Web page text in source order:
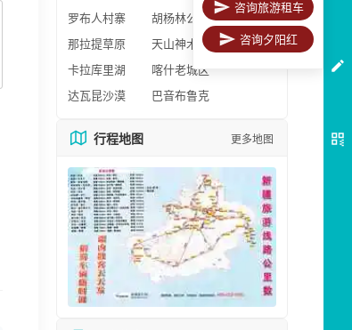
罗布人村寨
胡杨林公园
那拉提草原
天山神木园
卡拉库里湖
喀什老城区
达瓦昆沙漠
巴音布鲁克
行程地图 更多地图
咨询旅游租车
咨询夕阳红